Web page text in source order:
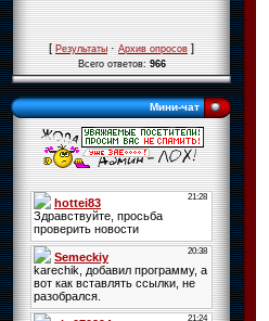
[Результаты·Архив опросов]
Всего ответов:966
Мини-чат